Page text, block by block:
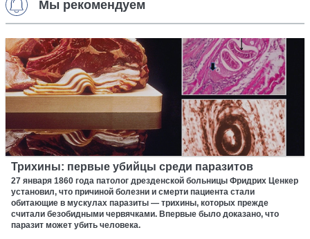
Мы рекомендуем
Трихины: первые убийцы среди паразитов
27 января 1860 года патолог дрезденской больницы Фридрих Ценкер
установил, что причиной болезни и смерти пациента стали
обитающие в мускулах паразиты — трихины, которых прежде
считали безобидными червячками. Впервые было доказано, что
паразит может убить человека.